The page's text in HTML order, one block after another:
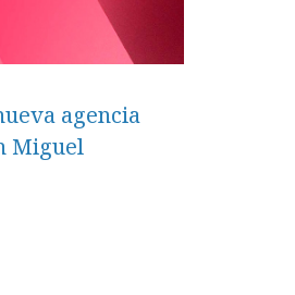
agencia
Miguel